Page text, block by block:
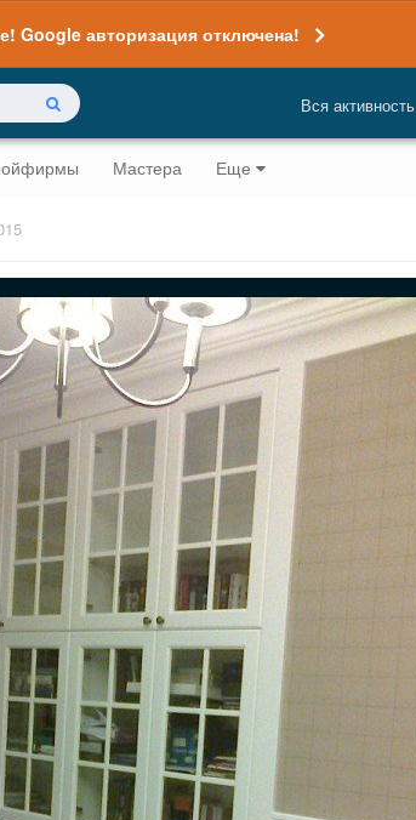
Google авторизация отключена!
Вся активность
Мастера Еще